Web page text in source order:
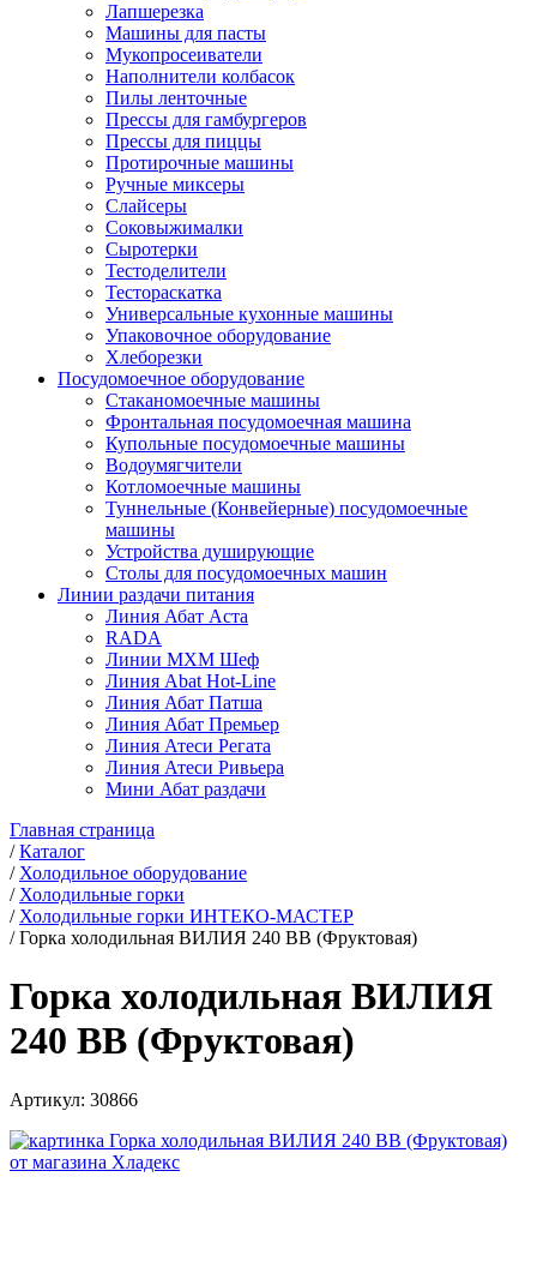
Лапшерезка
Машины для пасты
Мукопросеиватели
Наполнители колбасок
Пилы ленточные
Прессы для гамбургеров
Прессы для пиццы
Протирочные машины
Ручные миксеры
Слайсеры
Соковыжималки
Сыротерки
Тестоделители
Тестораскатка
Универсальные кухонные машины
Упаковочное оборудование
Хлеборезки
Посудомоечное оборудование
Стаканомоечные машины
Фронтальная посудомоечная машина
Купольные посудомоечные машины
Водоумягчители
Котломоечные машины
Туннельные (Конвейерные) посудомоечные
машины
Устройства душирующие
Столы для посудомоечных машин
Линии раздачи питания
Линия Абат Аста
RADA
Линии МХМ Шеф
Линия Abat Hot-Line
Линия Абат Патша
Линия Абат Премьер
Линия Атеси Регата
Линия Атеси Ривьера
Мини Абат раздачи
Главная страница
/Каталог
/ Холодильное оборудование
/ Холодильные горки
/ Холодильные горки ИНТЕКО-МАСТЕР
/Горка холодильная ВИЛИЯ 240 ВВ (Фруктовая)
Горка холодильная ВИЛИЯ
240 ВВ (Фруктовая)
Артикул: 30866